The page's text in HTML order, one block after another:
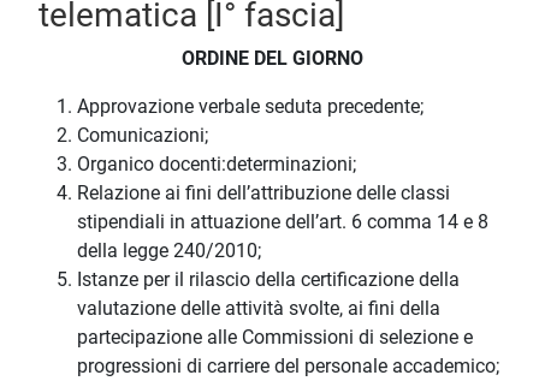
telematica [I° fascia]
ORDINE DEL GIORNO
Approvazione verbale seduta precedente;
Comunicazioni;
Organico docenti:determinazioni;
Relazione ai fini dell’attribuzione delle classi
stipendiali in attuazione dell’art. 6 comma 14 e 8
della legge 240/2010;
Istanze per il rilascio della certificazione della
valutazione delle attività svolte, ai fini della
partecipazione alle Commissioni di selezione e
progressioni di carriere del personale accademico;